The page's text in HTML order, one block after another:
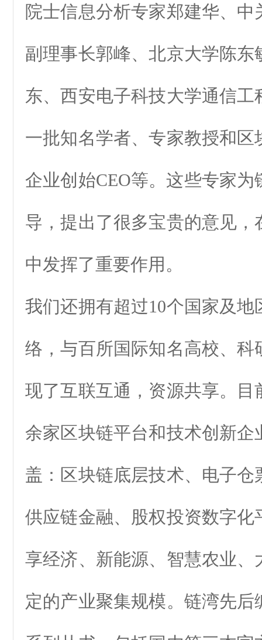
院士信息分析专家郑建华、
副理事长郭峰、北京大学陈
东、西安电子科技大学通信
一批知名学者、专家教授和
企业创始CEO等。这些专家
导，提出了很多宝贵的意见
中发挥了重要作用。
我们还拥有超过10个国家及
络，与百所国际知名高校、科
现了互联互通，资源共享。目
余家区块链平台和技术创新企
盖：区块链底层技术、电子
供应链金融、股权投资数字化
享经济、新能源、智慧农业、
定的产业聚集规模。链湾先后